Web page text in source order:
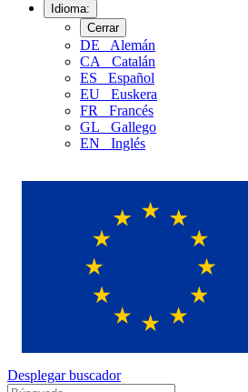
Idioma:
Cerrar
DE
Alemán
CA
Catalán
ES
Español
EU
Euskera
FR
Francés
GL
Gallego
EN
Inglés
Desplegar buscador